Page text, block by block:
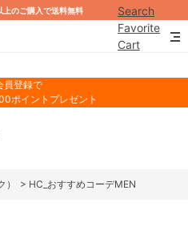
上のご購入で送料無料
Search
Favorite
Cart
員登録で
ポイントプレゼント
> HC_おすすめコーデMEN